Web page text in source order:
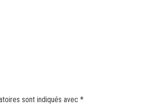
sont indiqués avec *